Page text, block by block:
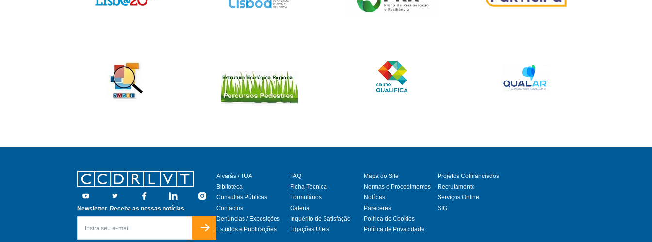
Footer
Youtube Twitter Facebook Linkedin
Instagram
Newsletter. Receba as nossas notícias.
Alvarás / TUA
Biblioteca
Consultas Públicas
Contactos
Denúncias / Exposições
Estudos e Publicações
FAQ
Ficha Técnica
Formulários
Galeria
Inquérito de Satisfação
Ligações Úteis
Mapa do Site
Normas e Procedimentos
Notícias
Pareceres
Política de Cookies
Política de Privacidade
Projetos Cofinanciados
Recrutamento
Serviços Online
SIG